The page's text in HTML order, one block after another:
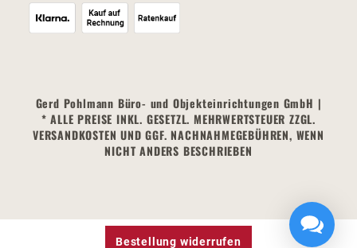
Gerd Pohlmann Büro- und Objekteinrichtungen GmbH |
* ALLE PREISE INKL. GESETZL. MEHRWERTSTEUER ZZGL.
VERSANDKOSTEN UND GGF. NACHNAHMEGEBÜHREN, WENN
NICHT ANDERS BESCHRIEBEN
Bestellung widerrufen